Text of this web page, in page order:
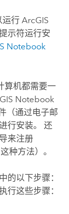
运行ArcGIS
示符运行安
Notebook
算机都需要一
Notebook
（通过电子邮
行安装。 还
来注册
种方法）。
的以下步骤：
行这些步骤：